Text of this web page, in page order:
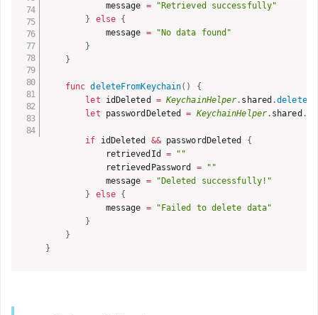
            message
=
"Retrieved successfully"
}
else {
            message
=
"No data found"
}
}
func deleteFromKeychain( )
{
let idDeleted = KeychainHelper . shared .delete
let passwordDeleted = KeychainHelper. shared .
if idDeleted && passwordDeleted
{
            retrievedId
=
""
            retrievedPassword
=
""
            message
=
"Deleted successfully!"
}
else {
            message
=
"Failed to delete data"
}
}
}